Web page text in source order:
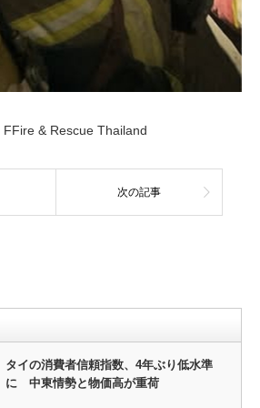
FFire & Rescue Thailand
次の記事
タイの消費者信頼指数、4年ぶり低水準
に 中東情勢と物価高が重荷